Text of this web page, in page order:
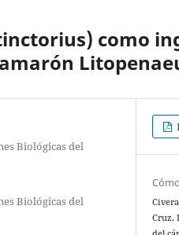
como
Biológicas del
Biológicas del
Cruz,